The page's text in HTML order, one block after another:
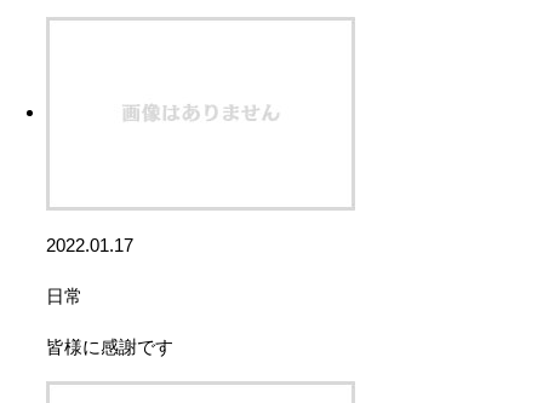
2022.01.17
日常
皆様に感謝です